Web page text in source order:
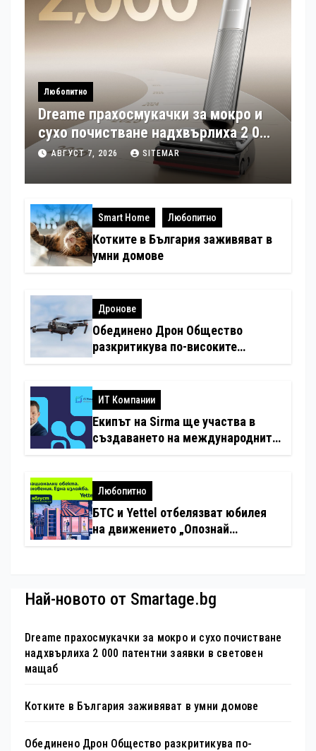
Любопитно
Dreame прахосмукачки за мокро и
сухо почистване надхвърлиха 2 000
патентни заявки в световен мащаб
АВГУСТ 7, 2026 SITEMAR
Smart Home Любопитно
Котките в България заживяват в
умни домове
Дронове
Обединено Дрон Общество
разкритикува по-високите
ИТ Компании
Екипът на Sirma ще участва в
създаването на международните
хотелиерството
Любопитно
БТС и Yettel отбелязват юбилея
на движението „Опознай
Най-новото от Smartage.bg
Dreame прахосмукачки за мокро и сухо почистване
надхвърлиха 2 000 патентни заявки в световен
мащаб
Котките в България заживяват в умни домове
Обединено Дрон Общество разкритикува по-